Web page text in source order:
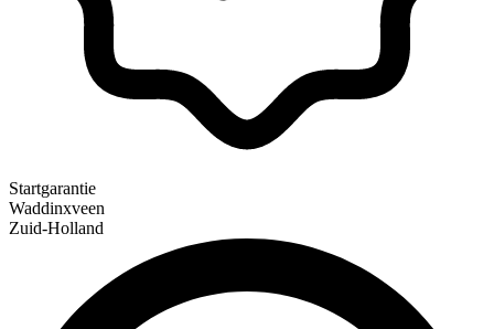
Startgarantie
Waddinxveen
Zuid-Holland